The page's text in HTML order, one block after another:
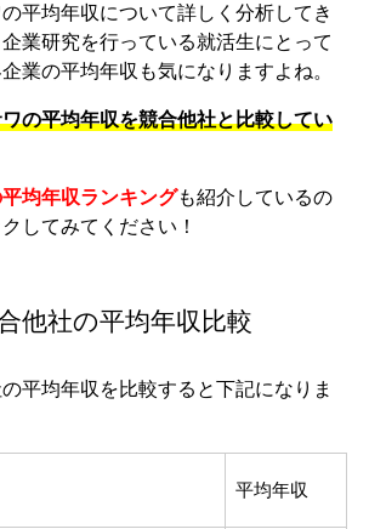
平均年収について詳しく分析してき
業研究を行っている就活生にとって
業の平均年収も気になりますよね。
の平均年収を競合他社と比較してい
均年収ランキングも紹介しているの
してみてください！
他社の平均年収比較
平均年収を比較すると下記になりま
平均年収